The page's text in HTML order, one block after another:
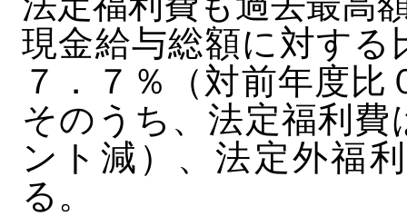
現金給与総額に対する
７．７％（対前年度
そのうち、法定福利
ント減）、法定外福
る。